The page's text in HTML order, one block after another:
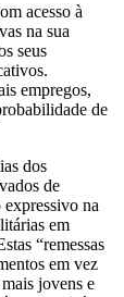
acesso à
na sua
seus
empregos,
de
dos
de
na
em
“remessas
em vez
jovens e